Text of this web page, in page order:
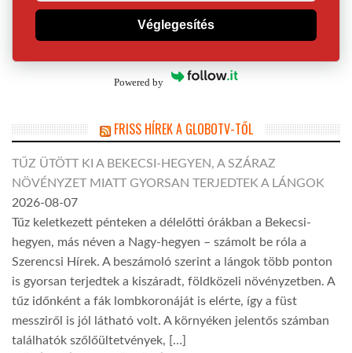
Véglegesítés
Powered by
FRISS HÍREK A GLOBOTV-TŐL
TŰZ ÜTÖTT KI A BEKECSI-HEGYEN, A SZÁRAZ
NÖVÉNYZET MIATT GYORSAN TERJEDTEK A LÁNGOK
2026-08-07
Tűz keletkezett pénteken a délelőtti órákban a Bekecsi-
hegyen, más néven a Nagy-hegyen – számolt be róla a
Szerencsi Hírek. A beszámoló szerint a lángok több ponton
is gyorsan terjedtek a kiszáradt, földközeli növényzetben. A
tűz időnként a fák lombkoronáját is elérte, így a füst
messziről is jól látható volt. A környéken jelentős számban
találhatók szőlőültetvények, […]